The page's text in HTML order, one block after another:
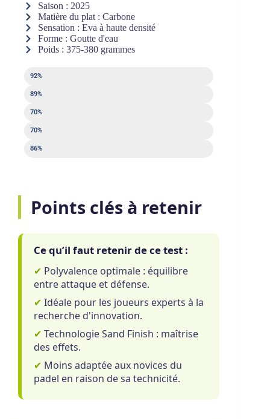
Saison : 2025
Matière du plat : Carbone
Sensation : Eva à haute densité
Forme : Goutte d'eau
Poids : 375-380 grammes
Puissance
92%
Contrôle
89%
Sweet spot
70%
Sortie de balle
70%
Maniabilité
86%
Points clés à retenir
Ce qu’il faut retenir de ce test :
✔ Polyvalence optimale : équilibre
entre attaque et défense.
✔ Idéale pour les joueurs experts à la
recherche d'innovation.
✔ Technologie Sand Finish : maîtrise
des effets.
✔ Moins adaptée aux novices du
padel en raison de sa technicité.